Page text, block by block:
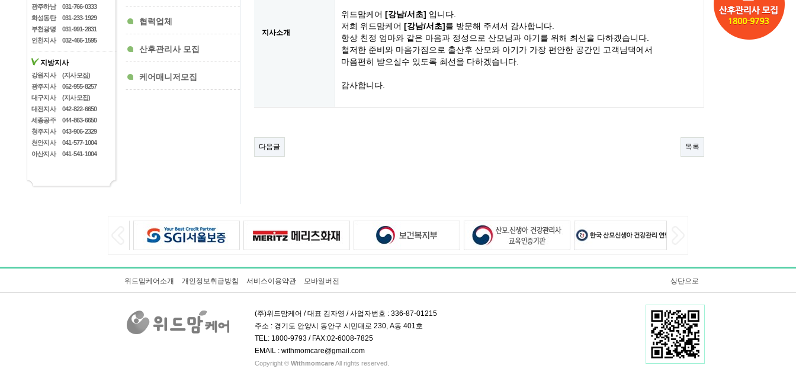
협력업체
산후관리사 모집
케어매니저모집
광주하남
031-766-0333
화성동탄
031-233-1929
부천광명
031-991-2831
인천지사
032-466-1595
지방지사
강원지사
(지사모집)
광주지사
062-955-8257
대구지사
(지사모집)
대전지사
042-822-6650
세종공주
044-863-6650
청주지사
043-906-2329
천안지사
041-577-1004
아산지사
041-541-1004
지사소개
위드맘케어 [강남/서초] 입니다.
저희 위드맘케어 [강남/서초]를 방문해 주셔서 감사합니다.
항상 친정 엄마와 같은 마음과 정성으로 산모님과 아기를 위해 최선을 다하겠습니다.
철저한 준비와 마음가짐으로 출산후 산모와 아기가 가장 편안한 공간인 고객님댁에서
마음편히 받으실수 있도록 최선을 다하겠습니다.
감사합니다.
다음글 목록
위드맘케어소개 개인정보취급방침 서비스이용약관 모바일버전 상단으로
(주)위드맘케어 / 대표 김자영 / 사업자번호 : 336-87-01215
주소 : 경기도 안양시 동안구 시민대로 230, A동 401호
TEL: 1800-9793 / FAX:02-6008-7825
EMAIL : withmomcare@gmail.com
Copyright © WithmomcareAll rights reserved.